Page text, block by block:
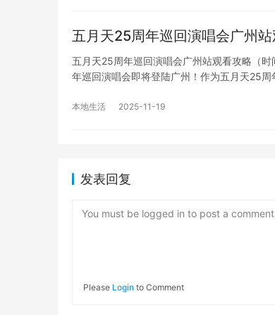
五月天25周年巡回演唱会广州
五月天25周年巡回演唱会广州站观看攻略（
年巡回演唱会即将登陆广州！作为五月天25
本地生活 2025-11-19
发表回复
You must be logged in to post a
Please Login to Comment